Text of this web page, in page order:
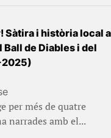
Sàtira i història local a
de Diables i del
2025)
per més de quatre
narrades amb el...